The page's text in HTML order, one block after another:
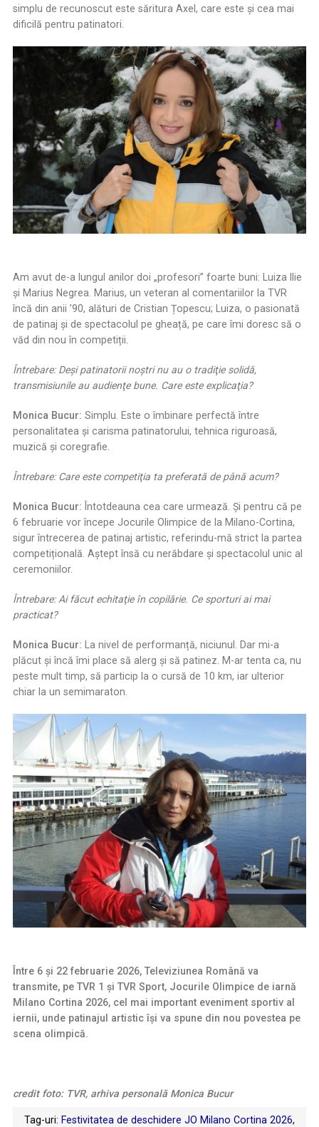
simplu de recunoscut este săritura Axel, care este și cea mai
dificilă pentru patinatori.
Am avut de-a lungul anilor doi „profesori” foarte buni: Luiza Ilie
și Marius Negrea. Marius, un veteran al comentariilor la TVR
încă din anii ’90, alături de Cristian Țopescu; Luiza, o pasionată
de patinaj și de spectacolul pe gheață, pe care îmi doresc să o
văd din nou în competiții.
Întrebare: Deşi patinatorii noştri nu au o tradiţie solidă,
transmisiunile au audienţe bune. Care este explicaţia?
Monica Bucur: Simplu. Este o îmbinare perfectă între
personalitatea și carisma patinatorului, tehnica riguroasă,
muzică și coregrafie.
Întrebare: Care este competiţia ta preferată de până acum?
Monica Bucur: Întotdeauna cea care urmează. Și pentru că pe
6 februarie vor începe Jocurile Olimpice de la Milano-Cortina,
sigur întrecerea de patinaj artistic, referindu-mă strict la partea
competițională. Aștept însă cu nerăbdare și spectacolul unic al
ceremoniilor.
Întrebare: Ai făcut echitaţie în copilărie. Ce sporturi ai mai
practicat?
Monica Bucur: La nivel de performanță, niciunul. Dar mi-a
plăcut și încă îmi place să alerg și să patinez. M-ar tenta ca, nu
peste mult timp, să particip la o cursă de 10 km, iar ulterior
chiar la un semimaraton.
Între 6 şi 22 februarie 2026, Televiziunea Română va
transmite, pe TVR 1 şi TVR Sport, Jocurile Olimpice de iarnă
Milano Cortina 2026, cel mai important eveniment sportiv al
iernii, unde patinajul artistic îşi va spune din nou povestea pe
scena olimpică.
credit foto: TVR, arhiva personală Monica Bucur
Tag-uri: Festivitatea de deschidere JO Milano Cortina 2026,